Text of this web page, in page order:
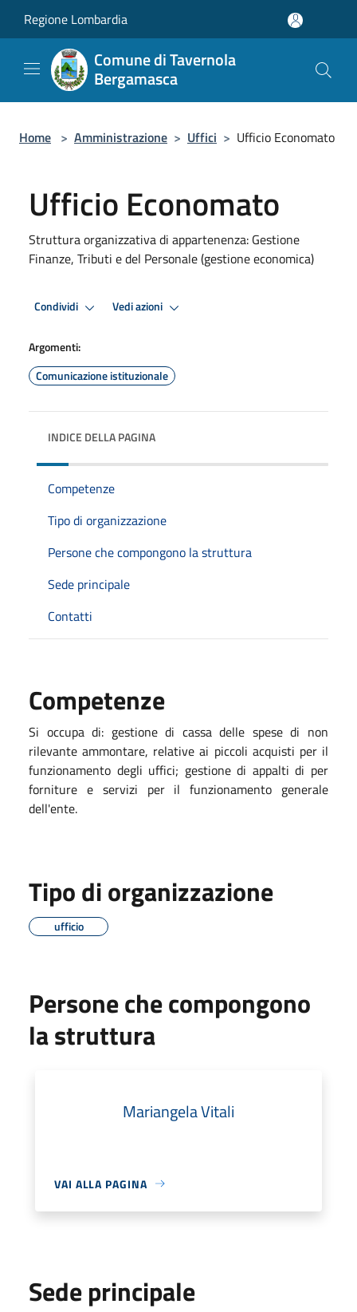
Regione Lombardia
Comune di Tavernola
Bergamasca
Home > Amministrazione > Uffici > Ufficio Economato
Ufficio Economato
Struttura organizzativa di appartenenza: Gestione
Finanze, Tributi e del Personale (gestione economica)
Condividi Vedi azioni
Argomenti:
Comunicazione istituzionale
INDICE DELLA PAGINA
Competenze
Tipo di organizzazione
Persone che compongono la struttura
Sede principale
Contatti
Competenze
Si occupa di: gestione di cassa delle spese di non
rilevante ammontare, relative ai piccoli acquisti per il
funzionamento degli uffici; gestione di appalti di per
forniture e servizi per il funzionamento generale
dell'ente.
Tipo di organizzazione
ufficio
Persone che compongono
la struttura
Mariangela Vitali
VAI ALLA PAGINA
Sede principale